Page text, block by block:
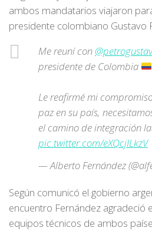
ambos mandatarios viajaron
presidente colombiano Gustavo
Me reuní con
presidente de Colombia
Le reafirmé mi
paz en su país,
el camino de integración
pic.twitter.com/eXQcjILkzV
— Alberto Fernández
Según comunicó el gobierno
encuentro Fernández agradeció
equipos técnicos de ambos